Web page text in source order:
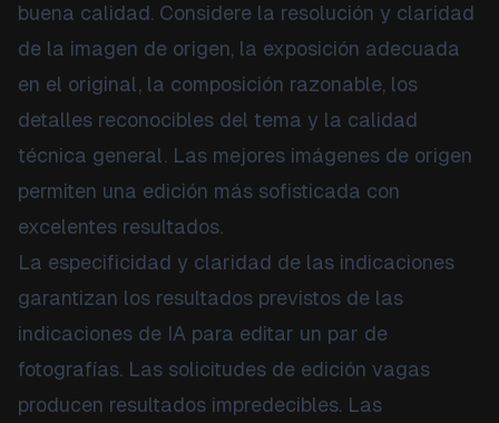
buena calidad. Considere la resolución y claridad
de la imagen de origen, la exposición adecuada
en el original, la composición razonable, los
detalles reconocibles del tema y la calidad
técnica general. Las mejores imágenes de origen
permiten una edición más sofisticada con
excelentes resultados.
La especificidad y claridad de las indicaciones
garantizan los resultados previstos de las
indicaciones de IA para editar un par de
fotografías. Las solicitudes de edición vagas
producen resultados impredecibles. Las